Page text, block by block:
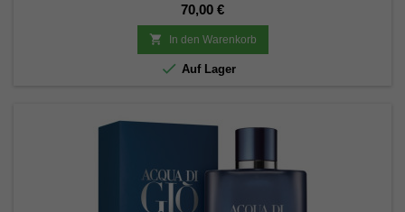
Preis
70,00 €
 In den Warenkorb
 Auf Lager